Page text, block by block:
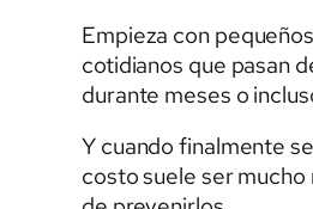
Empieza con
cotidianos que pasan
durante meses o
Y cuando finalmente
costo suele ser mucho